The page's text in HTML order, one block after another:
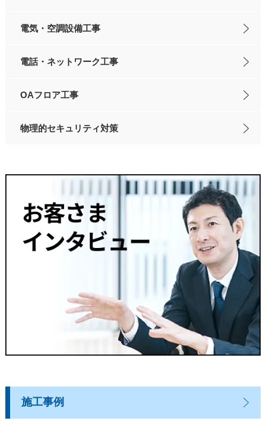
電気・空調設備工事
電話・ネットワーク工事
OAフロア工事
物理的セキュリティ対策
施工事例